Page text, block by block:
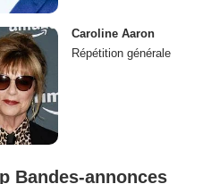
Caroline Aaron
Répétition générale
Bandes-annonces